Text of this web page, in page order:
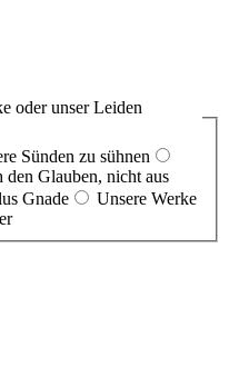
oder unser Leiden
Sünden zu sühnen
Glauben, nicht aus
Gnade
Unsere Werke